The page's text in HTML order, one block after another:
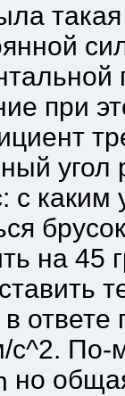
такая
при
угол
с каким
на 45
ответе
с^2. По-
но